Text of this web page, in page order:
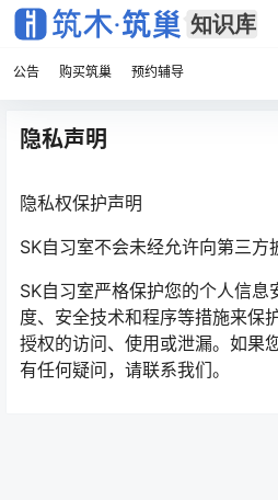
公告 购买筑巢 预约辅导
隐私声明
隐私权保护声明
SK自习室不会未经允许向第三方
SK自习室严格保护您的个人信息
度、安全技术和程序等措施来保
授权的访问、使用或泄漏。如果
有任何疑问，请联系我们。